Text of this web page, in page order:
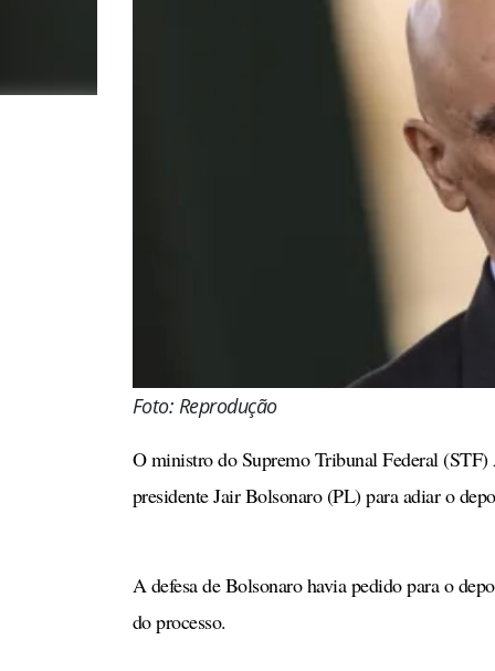
Foto: Reprodução
O ministro do Supremo Tribunal Federal
presidente Jair Bolsonaro (PL) para adiar o
A defesa de Bolsonaro havia pedido para o
do processo.